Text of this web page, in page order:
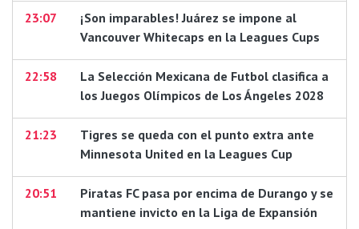
23:07
¡Son imparables! Juárez se impone al
Vancouver Whitecaps en la Leagues Cups
22:58
La Selección Mexicana de Futbol clasifica a
los Juegos Olímpicos de Los Ángeles 2028
21:23
Tigres se queda con el punto extra ante
Minnesota United en la Leagues Cup
20:51
Piratas FC pasa por encima de Durango y se
mantiene invicto en la Liga de Expansión